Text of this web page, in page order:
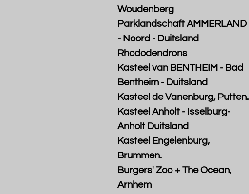
Woudenberg
Parklandschaft AMMERLAND
- Noord - Duitsland
Rhododendrons
Kasteel van BENTHEIM - Bad
Bentheim - Duitsland
Kasteel de Vanenburg, Putten.
Kasteel Anholt - Isselburg-
Anholt Duitsland
Kasteel Engelenburg,
Brummen.
Burgers' Zoo + The Ocean,
Arnhem